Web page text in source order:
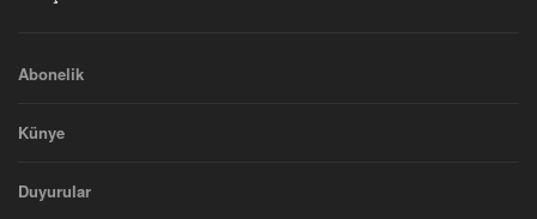
Abonelik
Künye
Duyurular